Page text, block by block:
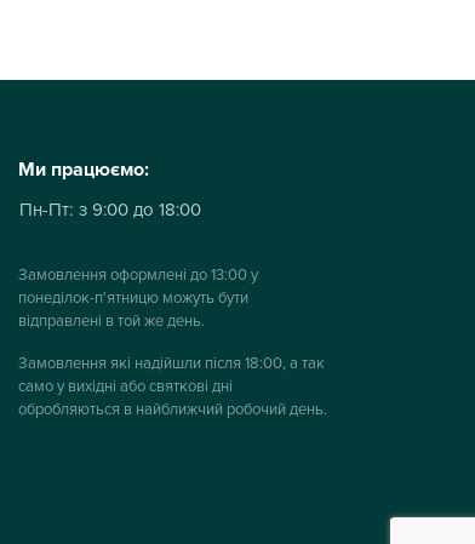
Ми працюємо:
Пн-Пт: з 9:00 до 18:00
Замовлення оформлені до 13:00 у
понеділок-п'ятницю можуть бути
відправлені в той же день.
Замовлення які надійшли після 18:00, а так
само у вихідні або святкові дні
обробляються в найближчий робочий день.